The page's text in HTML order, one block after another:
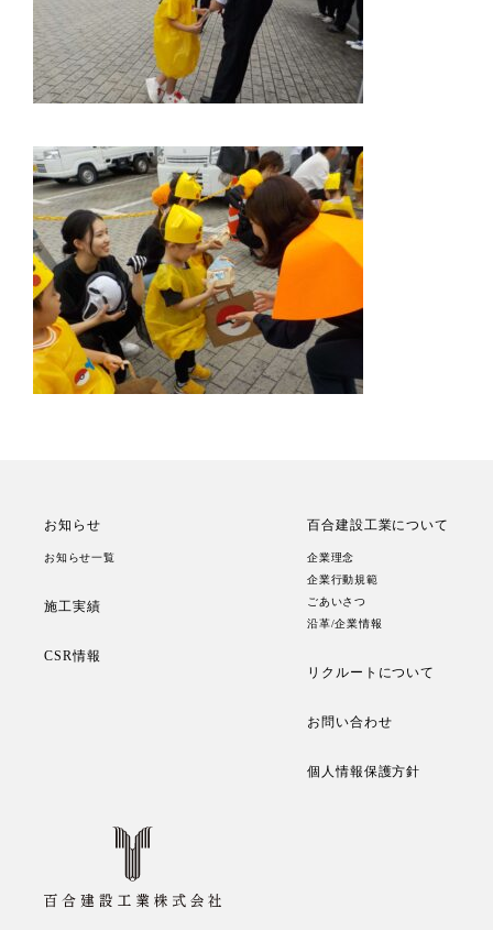
お知らせ
お知らせ一覧
施工実績
CSR情報
百合建設工業について
企業理念
企業行動規範
ごあいさつ
沿革/企業情報
リクルートについて
お問い合わせ
個人情報保護方針